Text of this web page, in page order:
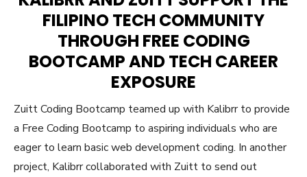
FILIPINO TECH COMMUNITY
THROUGH FREE CODING
BOOTCAMP AND TECH CAREER
EXPOSURE
Zuitt Coding Bootcamp teamed up with Kalibrr to provide
a Free Coding Bootcamp to aspiring individuals who are
eager to learn basic web development coding. In another
project, Kalibrr collaborated with Zuitt to send out